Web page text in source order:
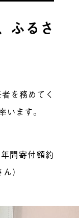
ふるさ
を務めてく
ます。
間寄付額約
）